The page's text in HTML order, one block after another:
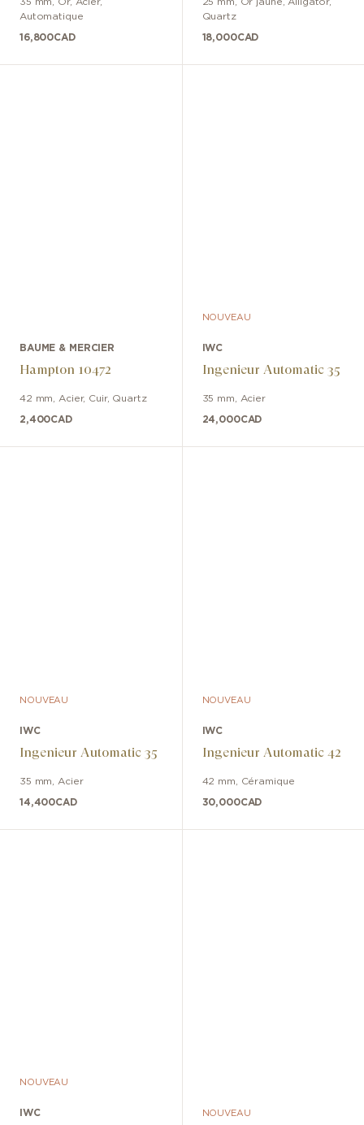
Automatique
16,800CAD
Quartz
18,000CAD
BAUME & MERCIER
Hampton 10472
42 mm Acier, Cuir, Quartz
2,400CAD
NOUVEAU
IWC
Ingenieur Automatic 35
35 mm Acier
24,000CAD
NOUVEAU
IWC
Ingenieur Automatic 35
35 mm Acier
14,400CAD
NOUVEAU
IWC
Ingenieur Automatic 42
42 mm Céramique
30,000CAD
NOUVEAU
IWC NOUVEAU